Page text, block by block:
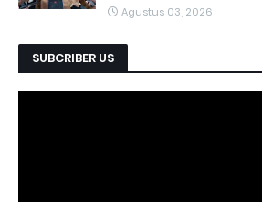
Agustus 03, 2026
SUBCRIBER US